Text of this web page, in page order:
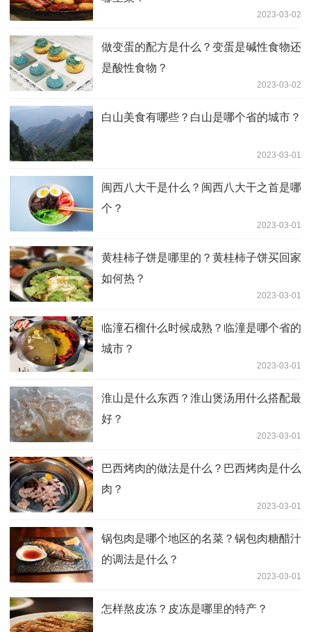
2023-03-02
做变蛋的配方是什么？变蛋是碱性食物还
是酸性食物？
2023-03-02
白山美食有哪些？白山是哪个省的城市？
2023-03-01
闽西八大干是什么？闽西八大干之首是哪
个？
2023-03-01
黄桂柿子饼是哪里的？黄桂柿子饼买回家
如何热？
2023-03-01
临潼石榴什么时候成熟？临潼是哪个省的
城市？
2023-03-01
淮山是什么东西？淮山煲汤用什么搭配最
好？
2023-03-01
巴西烤肉的做法是什么？巴西烤肉是什么
肉？
2023-03-01
锅包肉是哪个地区的名菜？锅包肉糖醋汁
的调法是什么？
2023-03-01
怎样熬皮冻？皮冻是哪里的特产？